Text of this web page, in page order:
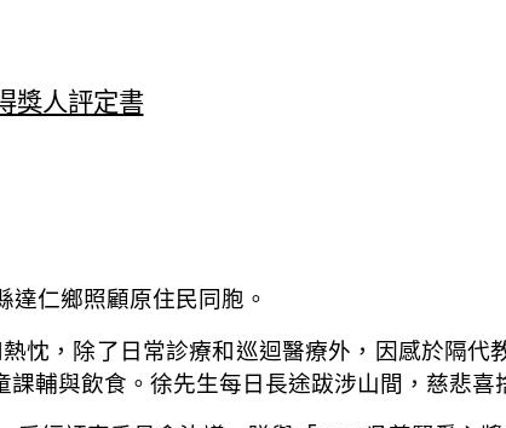
獎人評定書
仁鄉照顧原住民同胞。
忱，除了日常診療和巡迴醫療外，因感於隔代
輔與飲食。徐先生每日長途跋涉山間，慈悲喜